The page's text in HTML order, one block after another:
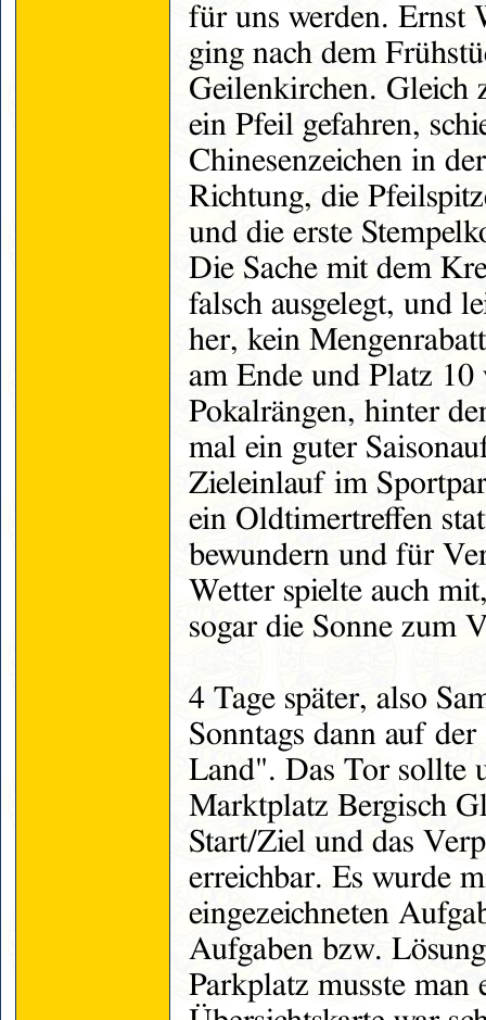
für uns werden. Ernst
ging nach dem
Geilenkirchen. Gleich
ein Pfeil gefahren,
Chinesenzeichen in
Richtung, die
und die erste
Die Sache mit dem
falsch ausgelegt, und
her, kein
am Ende und Platz 10
Pokalrängen, hinter
mal ein guter
Zieleinlauf im
ein Oldtimertreffen
bewundern und für
Wetter spielte auch
sogar die Sonne zum
4 Tage später, also
Sonntags dann auf
Land". Das Tor sollte
Marktplatz Bergisch
Start/Ziel und das
erreichbar. Es wurde
eingezeichneten
Aufgaben bzw.
Parkplatz musste man